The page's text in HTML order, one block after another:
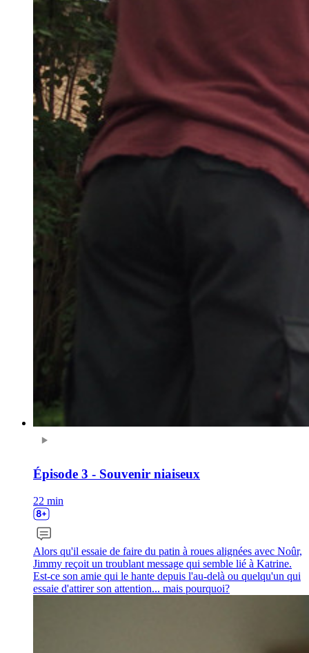
Épisode 3 - Souvenir niaiseux
22 min
Alors qu'il essaie de faire du patin à roues alignées avec Noûr,
Jimmy reçoit un troublant message qui semble lié à Katrine.
Est-ce son amie qui le hante depuis l'au-delà ou quelqu'un qui
essaie d'attirer son attention... mais pourquoi?